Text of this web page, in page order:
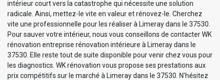
intérieur court vers la catastrophe qui nécessite une solution
radicale. Ainsi, mettez-le vite en valeur et rénovez-le. Cherchez
vite une professionnelle pour les réaliser à Limeray dans le 37530.
Pour sauver votre intérieur, nous vous conseillons de contacter WK
rénovation entreprise rénovation intérieure à Limeray dans le
37530. Elle reste tout de suite disponible pour venir chez vous pour
les diagnostics. WK rénovation vous propose ses prestations aux
prix compétitifs sur le marché à Limeray dans le 37530. N’hésitez